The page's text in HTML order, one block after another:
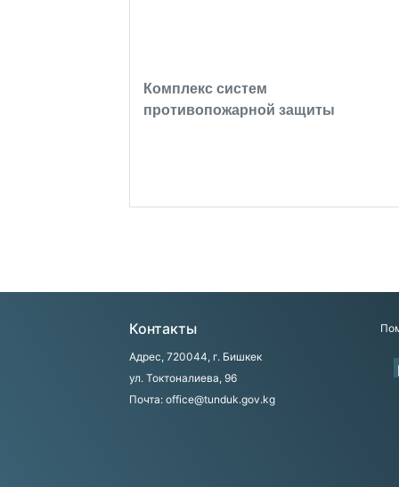
Комплекс систем
противопожарной защиты
Контакты
Адрес, 720044, г. Бишкек
ул. Токтоналиева, 96
Почта: office@tunduk.gov.kg